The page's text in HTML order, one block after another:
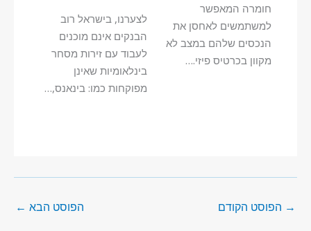
חומרה המאפשר
למשתמשים לאחסן את
הנכסים שלהם במצב לא
מקוון בכרטיס פיזי.…
לצערנו, בישראל רוב
הבנקים אינם מוכנים
לעבוד עם זירות מסחר
בינלאומיות שאינן
מפוקחות כמו: בינאנס,…
→ הפוסט הקודם הפוסט הבא ←